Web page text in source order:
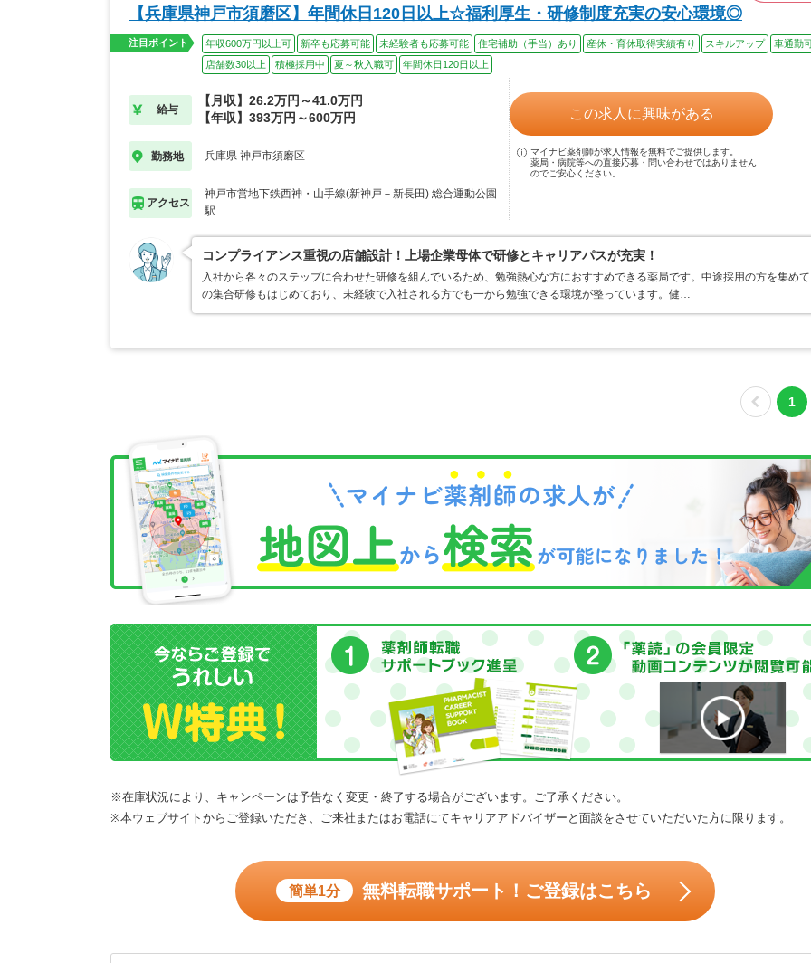
【兵庫県神戸市須磨区】年間休日120日以上☆福利厚生・研修制度充実の安心環境◎
注目ポイント 年収600万円以上可 新卒も応募可能 未経験者も応募可能 住宅補助（手当）あり 産休・育休取得実績有り スキルアップ
車通勤
店舗数30以上
積極採用中 夏～秋入職可 年間休日120日以上
給与
【月収】26.2万円～41.0万円
【年収】393万円～600万円
勤務地 兵庫県 神戸市須磨区
アクセス
神戸市営地下鉄西神・山手線(新神戸－新長田) 総合運動公園
駅
この求人に興味がある
マイナビ薬剤師が求人情報を無料でご提供します。
薬局・病院等への直接応募・問い合わせではありません
のでご安心ください。
コンプライアンス重視の店舗設計！上場企業母体で研修とキャリアパスが充実！
入社から各々のステップに合わせた研修を組んでいるため、勉強熱心な方におすすめできる薬局です。中途採用の方を集めて
の集合研修もはじめており、未経験で入社される方でも一から勉強できる環境が整っています。健…
1
※在庫状況により、キャンペーンは予告なく変更・終了する場合がございます。ご了承ください。
※本ウェブサイトからご登録いただき、ご来社またはお電話にてキャリアアドバイザーと面談をさせていただいた方に限ります。
簡単1分 無料転職サポート！ご登録はこちら